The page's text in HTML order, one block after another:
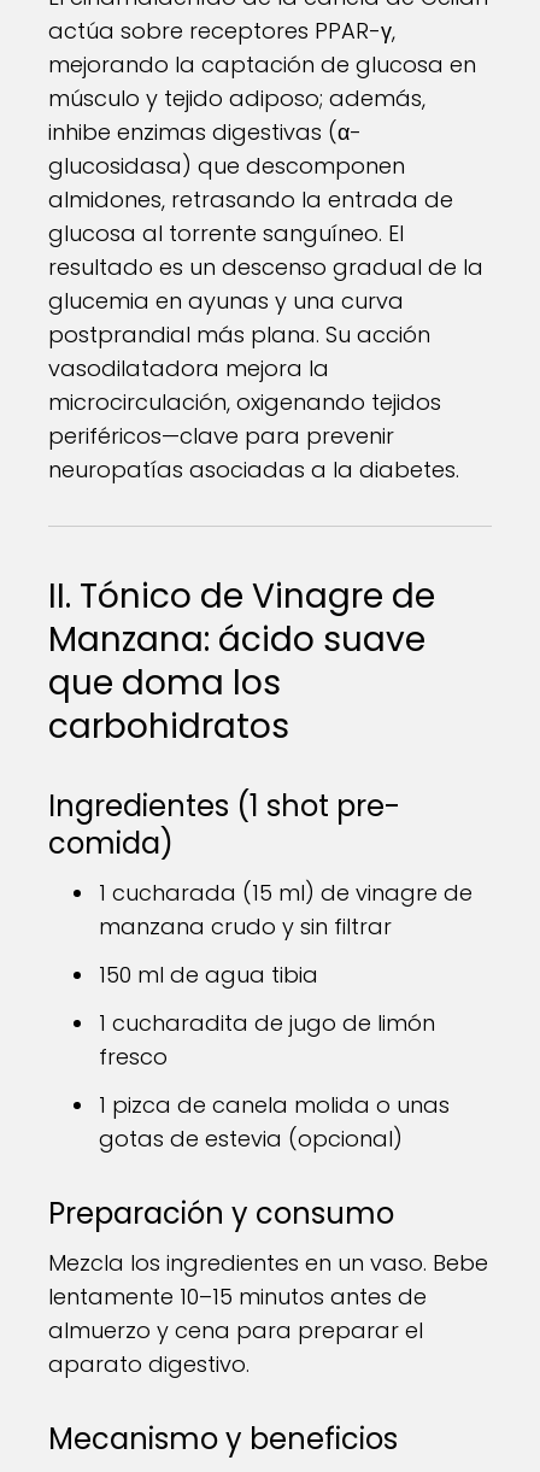
actúa sobre receptores PPAR-γ,
mejorando la captación de glucosa en
músculo y tejido adiposo; además,
inhibe enzimas digestivas (α-
glucosidasa) que descomponen
almidones, retrasando la entrada de
glucosa al torrente sanguíneo. El
resultado es un descenso gradual de la
glucemia en ayunas y una curva
postprandial más plana. Su acción
vasodilatadora mejora la
microcirculación, oxigenando tejidos
periféricos—clave para prevenir
neuropatías asociadas a la diabetes.
II. Tónico de Vinagre de
Manzana: ácido suave
que doma los
carbohidratos
Ingredientes (1 shot pre-
comida)
1 cucharada (15 ml) de vinagre de
manzana crudo y sin filtrar
150 ml de agua tibia
1 cucharadita de jugo de limón
fresco
1 pizca de canela molida o unas
gotas de estevia (opcional)
Preparación y consumo
Mezcla los ingredientes en un vaso. Bebe
lentamente 10–15 minutos antes de
almuerzo y cena para preparar el
aparato digestivo.
Mecanismo y beneficios